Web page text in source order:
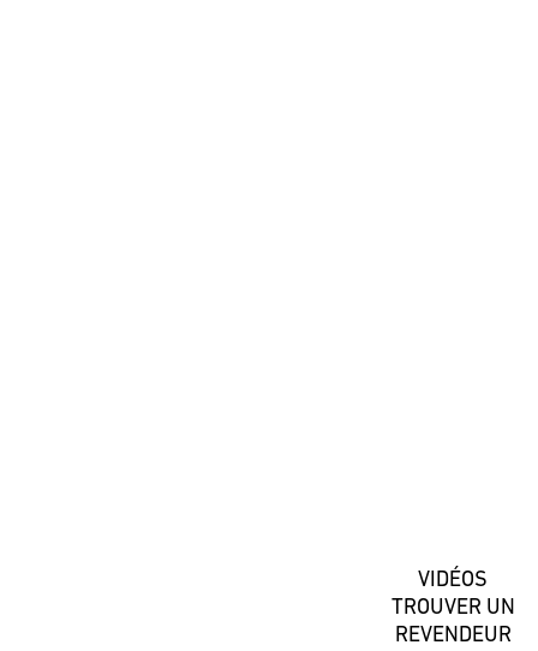
VIDÉOS
TROUVER UN
REVENDEUR